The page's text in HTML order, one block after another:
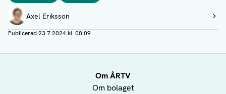
Författare
Axel Eriksson
Visa profil
Publicerad23.7.2024 kl. 08:09
Om ÅRTV
Om bolaget